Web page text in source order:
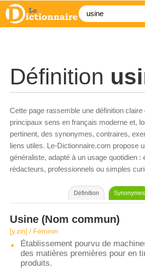
Définition
Cette page rassemble une définition claire
principaux sens en français moderne et,
pertinent, des synonymes, contraires,
liens utiles. Le-Dictionnaire.com propose
généraliste, adapté à un usage quotidien :
rédacteurs, professionnels ou simples
Définition Synonymes
Usine (Nom commun)
[y.zin] / Féminin
Établissement pourvu de
des matières premières pour en
produits.